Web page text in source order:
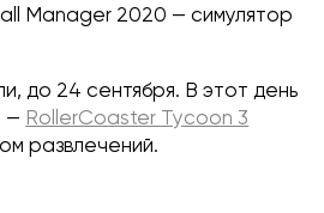
Manager 2020 — симулятор
до 24 сентября. В этот день
— RollerCoaster Tycoon 3
развлечений.